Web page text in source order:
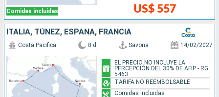
Comidas incluidas US$ 557
ITALIA, TÚNEZ, ESPAÑA, FRANCIA
Costa Pacifica 8 d Savona 14/02/2027
EL PRECIO NO INCLUYE LA
PERCEPCIÓN DEL 30% DE AFIP - RG
5463
TARIFA NO REEMBOLSABLE
Comidas incluidas